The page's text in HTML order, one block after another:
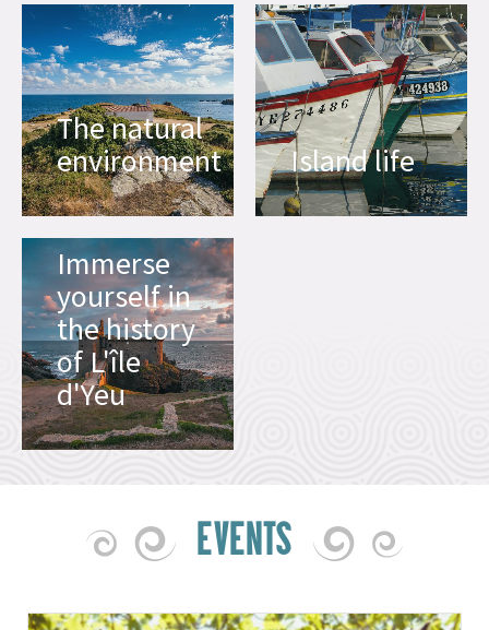
The natural
environment
Island life
Immerse
yourself in
the history
of L'île
d'Yeu
EVENTS